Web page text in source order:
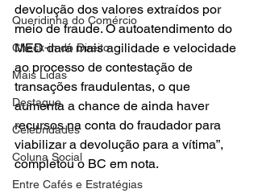
Queridinha do Comércio
Check-in do Direito
Mais Lidas
Destaque
Celebridades
Coluna Social
Entre Cafés e Estratégias
devolução dos valores extraídos por
meio de fraude. O autoatendimento do
MED dará mais agilidade e velocidade
ao processo de contestação de
transações fraudulentas, o que
aumenta a chance de ainda haver
recursos na conta do fraudador para
viabilizar a devolução para a vítima”,
completou o BC em nota.